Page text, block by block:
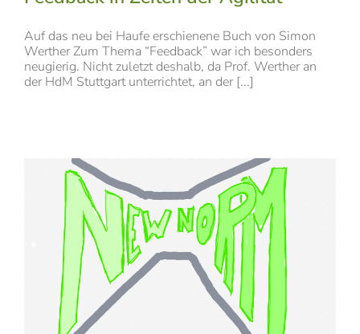
Auf das neu bei Haufe erschienene Buch von Simon
Werther Zum Thema “Feedback” war ich besonders
neugierig. Nicht zuletzt deshalb, da Prof. Werther an
der HdM Stuttgart unterrichtet, an der [...]